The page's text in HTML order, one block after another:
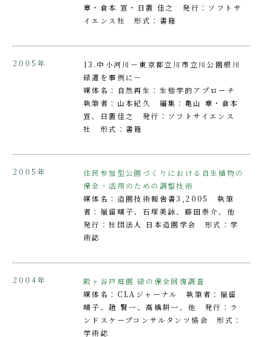
章・倉本 宣・日置 佳之 発行：ソフトサ
イエンス社 形式：書籍
2005年
13.中小河川－東京都立川市立川公園根川
緑道を事例に－
媒体名：自然再生：生態学的アプローチ
執筆者：山本紀久 編集：亀山 章・倉本
宣、日置佳之 発行：ソフトサイエンス
社 形式：書籍
2005年
住民参加型公園づくりにおける自生植物の
保全・活用のための調整技術
媒体名：造園技術報告書3,2005 執筆
者：福留晴子、石塚美詠、藤田泰介、他
発行：社団法人 日本造園学会 形式：学
術誌
2004年
殿ヶ谷戸庭園 緑の保全回復調査
媒体名：CLAジャーナル 執筆者：福留
晴子、趙 賢一、高橋耕一、他 発行：ラ
ンドスケープコンサルタンツ協会 形式：
学術誌